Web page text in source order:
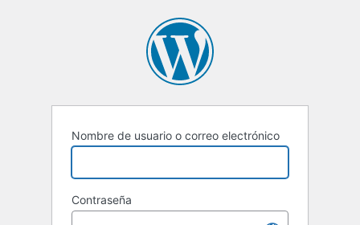
Nombre de usuario o correo electrónico
Contraseña